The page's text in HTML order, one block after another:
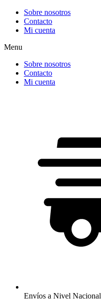
contenido
Sobre nosotros
Contacto
Mi cuenta
Menu
Sobre nosotros
Contacto
Mi cuenta
Envíos a Nivel Nacional